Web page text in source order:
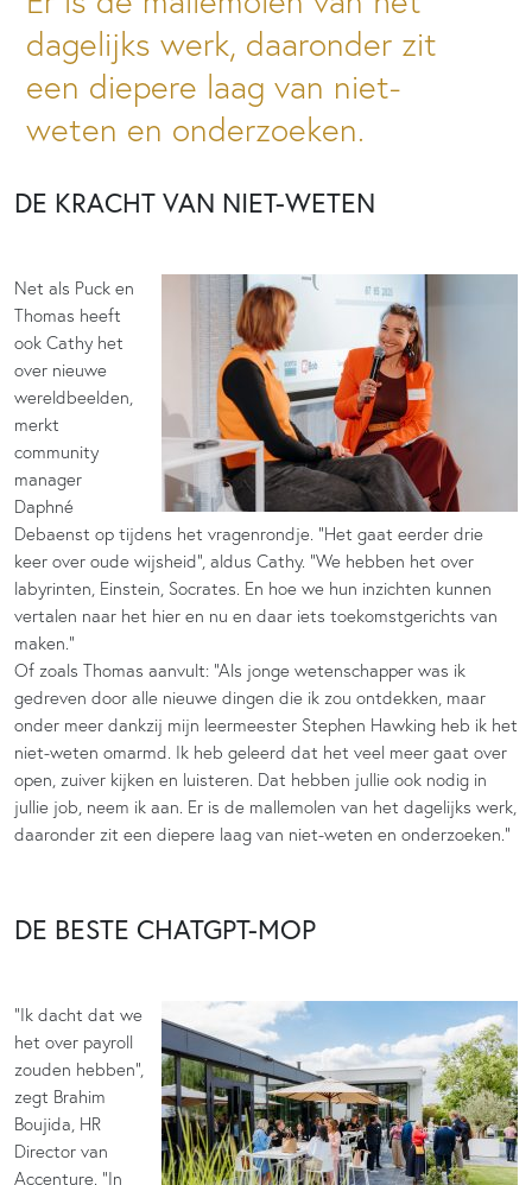
dagelijks werk, daaronder zit
een diepere laag van niet-
weten en onderzoeken.
DE KRACHT VAN NIET-WETEN
Net als Puck en
Thomas heeft
ook Cathy het
over nieuwe
wereldbeelden,
merkt
community
manager
Daphné
Debaenst op tijdens het vragenrondje. “Het gaat eerder drie
keer over oude wijsheid”, aldus Cathy. “We hebben het over
labyrinten, Einstein, Socrates. En hoe we hun inzichten kunnen
vertalen naar het hier en nu en daar iets toekomstgerichts van
maken.”
Of zoals Thomas aanvult: “Als jonge wetenschapper was ik
gedreven door alle nieuwe dingen die ik zou ontdekken, maar
onder meer dankzij mijn leermeester Stephen Hawking heb ik het
niet-weten omarmd. Ik heb geleerd dat het veel meer gaat over
open, zuiver kijken en luisteren. Dat hebben jullie ook nodig in
jullie job, neem ik aan. Er is de mallemolen van het dagelijks werk,
daaronder zit een diepere laag van niet-weten en onderzoeken.”
DE BESTE CHATGPT-MOP
“Ik dacht dat we
het over payroll
zouden hebben”,
zegt Brahim
Boujida, HR
Director van
Accenture. “In